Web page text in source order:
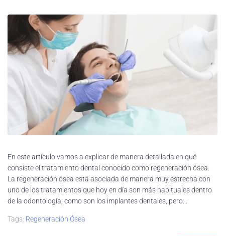
En este artículo vamos a explicar de manera detallada en qué
consiste el tratamiento dental conocido como regeneración ósea.
La regeneración ósea está asociada de manera muy estrecha con
uno de los tratamientos que hoy en día son más habituales dentro
de la odontología, como son los implantes dentales, pero...
Tags: Regeneración Ósea